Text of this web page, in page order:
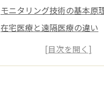
モニタリング技術の基本原
在宅医療と遠隔医療の違い
ウェアラブルデバイスの役割